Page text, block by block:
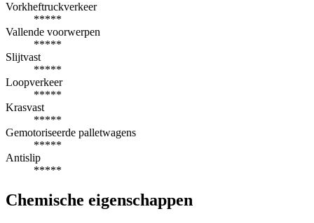
Vorkheftruckverkeer
*****
Vallende voorwerpen
*****
Slijtvast
*****
Loopverkeer
*****
Krasvast
*****
Gemotoriseerde palletwagens
*****
Antislip
*****
Chemische eigenschappen